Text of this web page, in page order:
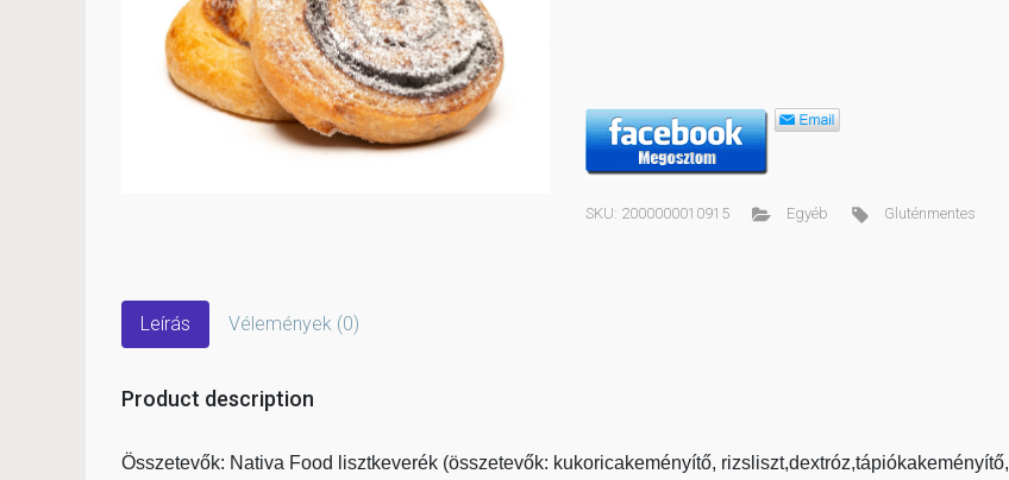
SKU: 2000000010915 Egyéb Gluténmentes
Leírás Vélemények (0)
Product description
Összetevők: Nativa Food lisztkeverék (összetevők: kukoricakeményítő, rizsliszt,dextróz,tápiókakeményítő,